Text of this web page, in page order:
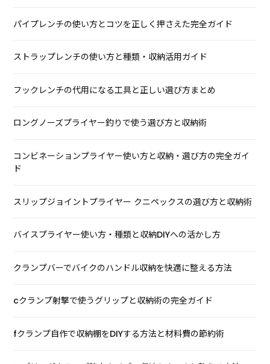
パイプレンチの使い方とコツを正しく押さえた完全ガイド
ストラップレンチの使い方と種類・収納活用ガイド
フックレンチの代用になる工具と正しい選び方まとめ
ロングノーズプライヤー釣りで使う選び方と収納術
コンビネーションプライヤー使い方と収納・選び方の完全ガイ
ド
スリップジョイントプライヤー クニペックスの選び方と収納術
バイスプライヤー使い方・種類と収納DIYへの活かし方
クランプバーでバイクのハンドル収納を快適に整える方法
cクランプ射撃で使うグリップと収納術の完全ガイド
fクランプ自作で収納棚をDIYする方法と材料費の節約術